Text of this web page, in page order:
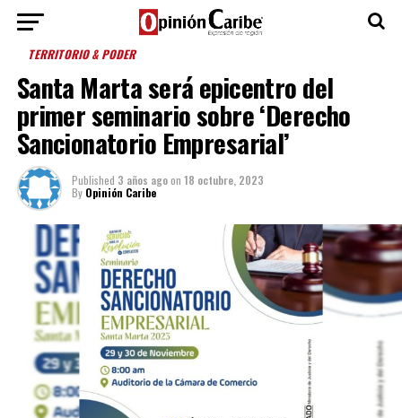
TERRITORIO & PODER
Santa Marta será epicentro del
primer seminario sobre ‘Derecho
Sancionatorio Empresarial’
Published 3 años agoon 18 octubre, 2023
By Opinión Caribe